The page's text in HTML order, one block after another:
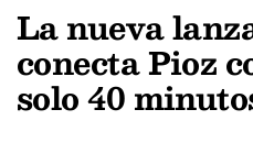
La nueva
conecta Pioz
solo 40